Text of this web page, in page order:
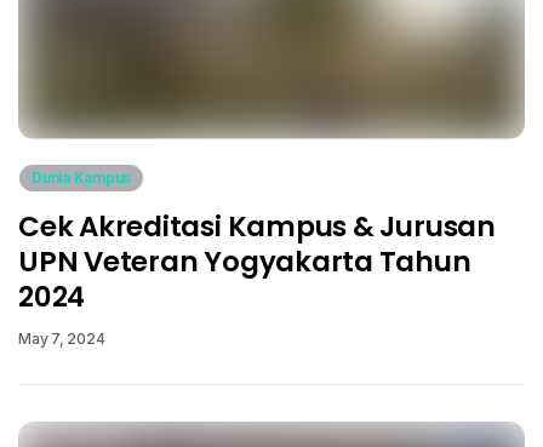
Dunia Kampus
Cek Akreditasi Kampus & Jurusan
UPN Veteran Yogyakarta Tahun
2024
May 7, 2024